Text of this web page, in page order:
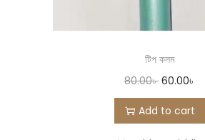
টিপ কলম
80.00৳ 60.00৳
Add to cart